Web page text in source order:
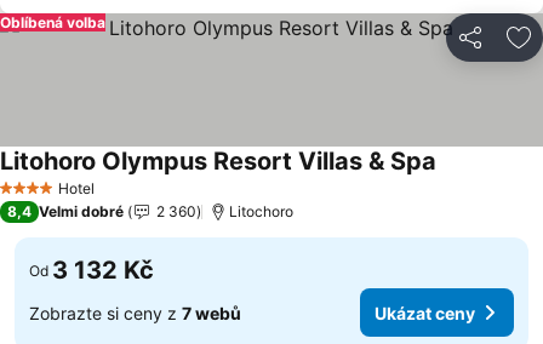
Sdílet
Oblíbená volba
4 Počet hvězdiček
Hotel
Litohoro Olympus Resort Villas & Spa
8,4 Velmi dobré 2 360 Litochoro
Od 3 132 Kč
Zobrazte si ceny z 7 webů Ukázat ceny